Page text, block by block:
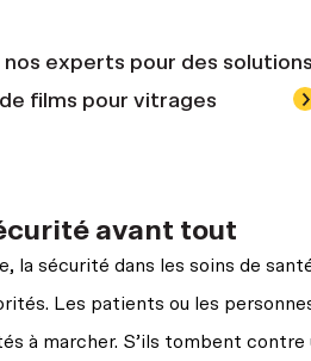
nos experts pour des
films pour vitrages
avant tout
la sécurité dans les soins de
Les patients ou les
à marcher. S’ils tombent